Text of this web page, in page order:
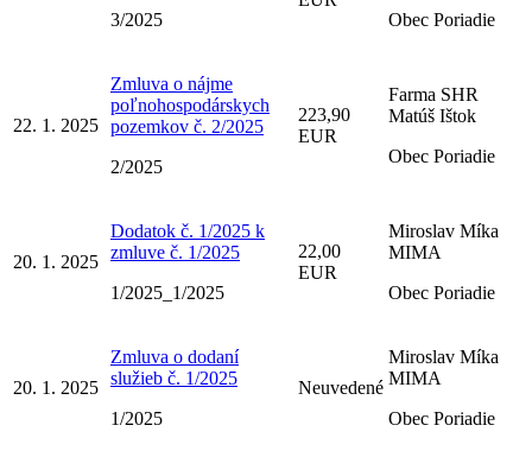
3/2025
Obec Poriadie
22. 1. 2025
Zmluva o nájme
poľnohospodárskych
pozemkov č. 2/2025
2/2025
223,90
EUR
Farma SHR
Matúš Ištok
Obec Poriadie
20. 1. 2025
Dodatok č. 1/2025 k
zmluve č. 1/2025
1/2025_1/2025
22,00
EUR
Miroslav Míka
MIMA
Obec Poriadie
20. 1. 2025
Zmluva o dodaní
služieb č. 1/2025
1/2025
Neuvedené
Miroslav Míka
MIMA
Obec Poriadie